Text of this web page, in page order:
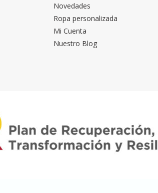
Novedades
Ropa personalizada
Mi Cuenta
Nuestro Blog